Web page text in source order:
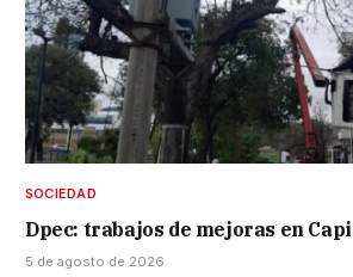
SOCIEDAD
Dpec: trabajos de mejoras en
5 de agosto de 2026